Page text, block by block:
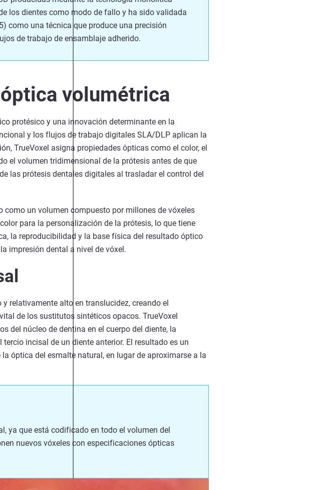
los dientes como modo de fallo y ha sido validada
como una técnica que produce una precisión
de trabajo de ensamblaje adherido.
volumétrica
protésico y una innovación determinante en la
y los flujos de trabajo digitales SLA/DLP aplican la
TrueVoxel asigna propiedades ópticas como el color, el
el volumen tridimensional de la prótesis antes de que
las prótesis dentales digitales al trasladar el control del
como un volumen compuesto por millones de vóxeles
para la personalización de la prótesis, lo que tiene
la reproducibilidad y la base física del resultado óptico
impresión dental a nivel de vóxel.
relativamente alto en translucidez, creando el
de los sustitutos sintéticos opacos. TrueVoxel
del núcleo de dentina en el cuerpo del diente, la
incisal de un diente anterior. El resultado es un
óptica del esmalte natural, en lugar de aproximarse a la
ya que está codificado en todo el volumen del
nuevos vóxeles con especificaciones ópticas